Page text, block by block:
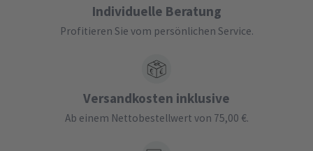
Individuelle Beratung
Profitieren Sie vom persönlichen Service.
Versandkosten inklusive
Ab einem Nettobestellwert von 75,00 €.